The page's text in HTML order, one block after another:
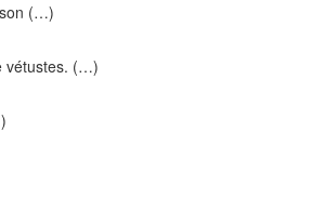
(…)
vétustes. (…)